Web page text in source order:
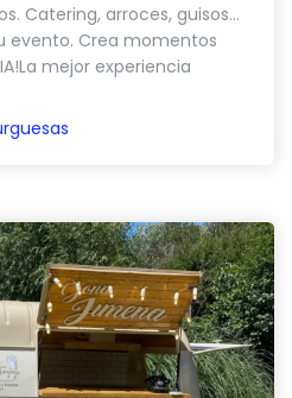
Catering, arroces, guisos…
evento. Crea momentos
mejor experiencia